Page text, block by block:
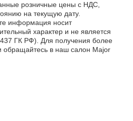
розничные цены с НДС,
на текущую дату.
информация носит
характер и не является
ГК РФ). Для получения более
в наш салон Major